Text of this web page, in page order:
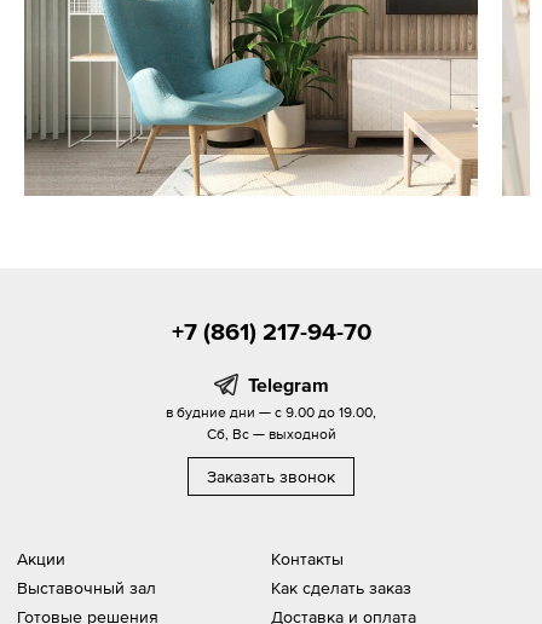
Акции
Выставочный зал
Готовые решения
Контакты
Как сделать заказ
Доставка и оплата
+7 (861) 217-94-70
Telegram
в будние дни — с 9.00 до 19.00,
Сб, Вс — выходной
Заказать звонок